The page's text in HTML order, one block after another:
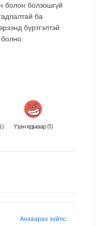
болон болзошгүй
ба
бүртгэлтэй
) Үзэн ядмаар (1)
Анхаарах зүйлс